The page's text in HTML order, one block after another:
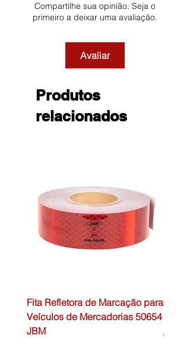
Compartilhe sua opinião. Seja o
primeiro a deixar uma avaliação.
Avaliar
Produtos
relacionados
Fita Refletora de Marcação para
Veículos de Mercadorias 50654
JBM
Preço
45,00 €